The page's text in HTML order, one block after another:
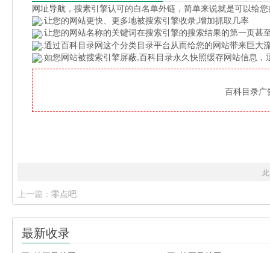
网址导航 ，搜素引擎认可的白名单外链，简单来说就是可以给
.让您的网站更快、更多地被搜索引擎收录,增加抓取几率
.让您的网站名称的关键词在搜索引擎的搜索结果的第一页甚
.通过百科目录网这个分类目录平台从而给您的网站带来巨大
.如您网站被搜索引擎屏蔽,百科目录永久快照缓存网站信息
百科目录
上一篇： 零点吧
最新收录